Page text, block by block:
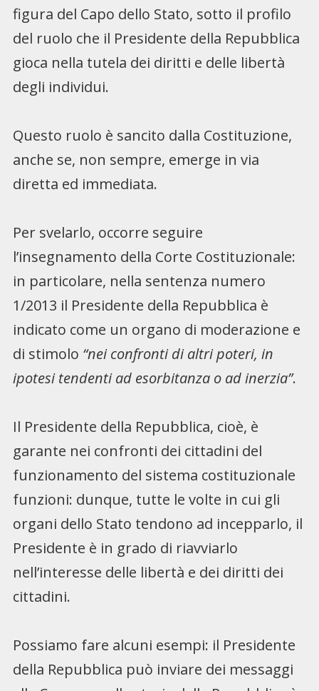
figura del Capo dello Stato, sotto il profilo
del ruolo che il Presidente della Repubblica
gioca nella tutela dei diritti e delle libertà
degli individui.
Questo ruolo è sancito dalla Costituzione,
anche se, non sempre, emerge in via
diretta ed immediata.
Per svelarlo, occorre seguire
l’insegnamento della Corte Costituzionale:
in particolare, nella sentenza numero
1/2013 il Presidente della Repubblica è
indicato come un organo di moderazione e
di stimolo “nei confronti di altri poteri, in
ipotesi tendenti ad esorbitanza o ad inerzia”.
Il Presidente della Repubblica, cioè, è
garante nei confronti dei cittadini del
funzionamento del sistema costituzionale
funzioni: dunque, tutte le volte in cui gli
organi dello Stato tendono ad incepparlo, il
Presidente è in grado di riavviarlo
nell’interesse delle libertà e dei diritti dei
cittadini.
Possiamo fare alcuni esempi: il Presidente
della Repubblica può inviare dei messaggi